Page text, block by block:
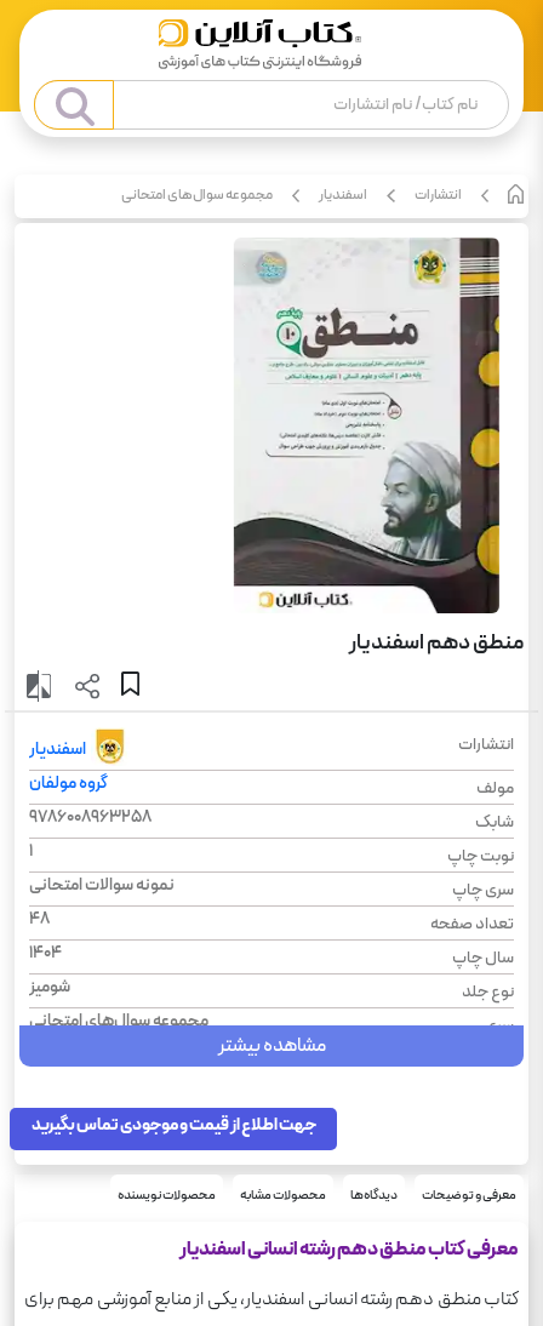
انتشارات اسفندیار مجموعه سوال‌های امتحانی
منطق دهم اسفندیار
انتشارات
اسفندیار
مولف
گروه مولفان
شابک
9786008963258
نوبت چاپ
1
سری چاپ
نمونه سوالات امتحانی
تعداد صفحه
48
سال چاپ
1404
نوع جلد
شومیز
سری
مجموعه سوال‌های امتحانی
دهم
رشته
علوم انسانی
وزن
مشاهده بیشتر
جهت اطلاع از قیمت و موجودی تماس بگیرید
معرفی و توضیحات دیدگاه‌ها محصولات مشابه محصولات نویسنده
معرفی کتاب منطق دهم رشته انسانی اسفندیار
کتاب منطق دهم رشته انسانی اسفندیار، یکی از منابع آموزشی مهم برای